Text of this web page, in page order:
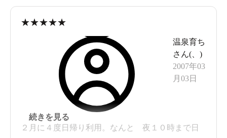
★★★★★
温泉育ち
さん(
)
2007年03
月03日
２月に４度日帰り利用。なんと 夜１０時まで日
続きを見る